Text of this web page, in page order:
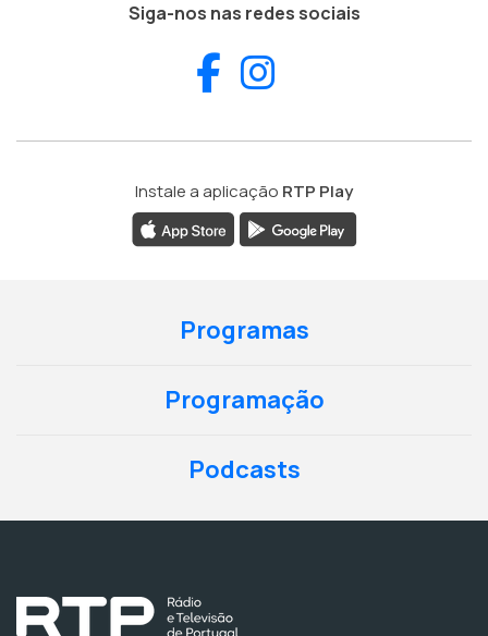
Siga-nos nas redes sociais
Facebook
Instale a aplicação RTP Play
Programas
Programação
Podcasts